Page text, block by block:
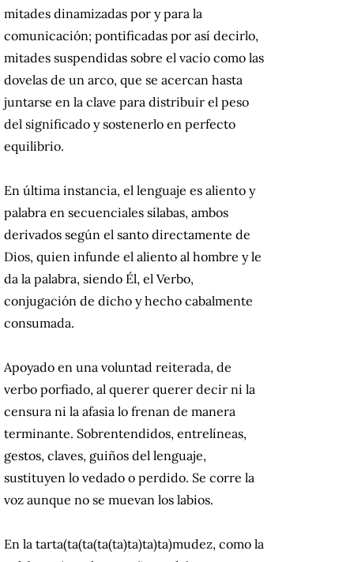
mitades dinamizadas por y para la
comunicación; pontificadas por así decirlo,
mitades suspendidas sobre el vacío como las
dovelas de un arco, que se acercan hasta
juntarse en la clave para distribuir el peso
del significado y sostenerlo en perfecto
equilibrio.
En última instancia, el lenguaje es aliento y
palabra en secuenciales sílabas, ambos
derivados según el santo directamente de
Dios, quien infunde el aliento al hombre y le
da la palabra, siendo Él, el Verbo,
conjugación de dicho y hecho cabalmente
consumada.
Apoyado en una voluntad reiterada, de
verbo porfiado, al querer querer decir ni la
censura ni la afasia lo frenan de manera
terminante. Sobrentendidos, entrelíneas,
gestos, claves, guiños del lenguaje,
sustituyen lo vedado o perdido. Se corre la
voz aunque no se muevan los labios.
En la tarta(ta(ta(ta(ta)ta)ta)ta)mudez, como la